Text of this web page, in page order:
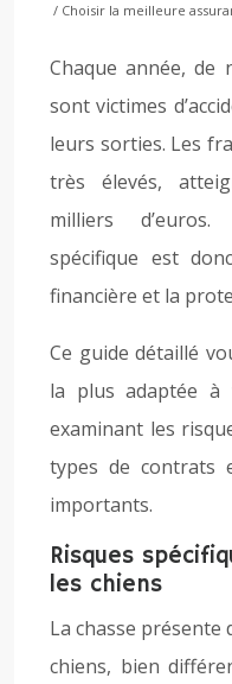
/ Choisir la meilleure
Chaque année, de
sont victimes
leurs sorties. Les
très élevés,
milliers
spécifique est
financière et la
Ce guide détaillé
la plus adaptée à
examinant les
types de contrats
importants.
Risques
les chiens
La chasse présente
chiens, bien